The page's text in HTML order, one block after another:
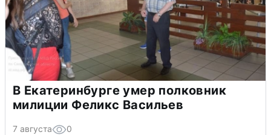
В Екатеринбурге умер полковник
милиции Феликс Васильев
7 августа 0